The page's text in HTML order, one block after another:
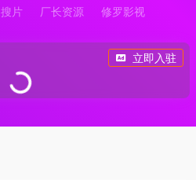
搜片 厂长资源 修罗影视
立即入驻